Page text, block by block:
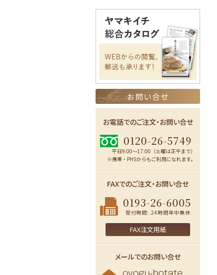
お問い合せ
お電話でのご注文・お問い合せ
0120-26-5749
平日9:00〜17:00（土曜は正午まで）
※携帯・PHSからもご利用になれます。
FAXでのご注文・お問い合せ
0193-26-6005
受付時間: 24時間年中無休
FAX注文用紙
メールでのお問い合せ